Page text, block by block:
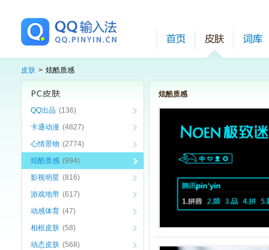
皮肤 > 炫酷质感
QQ出品 (136)
卡通动漫 (4827)
心情景物 (2774)
炫酷质感 (994)
影视明星 (816)
游戏地带 (617)
动感体育 (47)
相框皮肤 (58)
动态皮肤 (568)
炫酷质感